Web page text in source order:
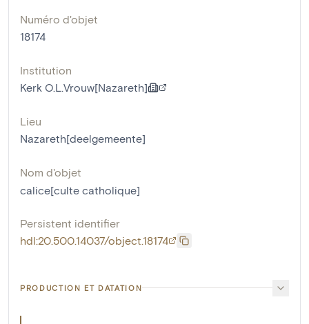
Numéro d'objet
18174
Institution
Kerk O.L.Vrouw[Nazareth]
Lieu
Nazareth[deelgemeente]
Nom d'objet
calice[culte catholique]
Persistent identifier
hdl:20.500.14037/object.18174
PRODUCTION ET DATATION